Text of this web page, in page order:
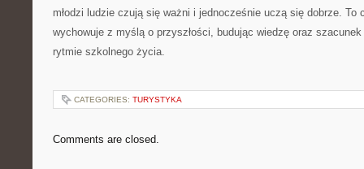
młodzi ludzie czują się ważni i jednocześnie uczą się dobrze. To
wychowuje z myślą o przyszłości, budując wiedzę oraz
rytmie szkolnego życia.
CATEGORIES: TURYSTYKA
Comments are closed.